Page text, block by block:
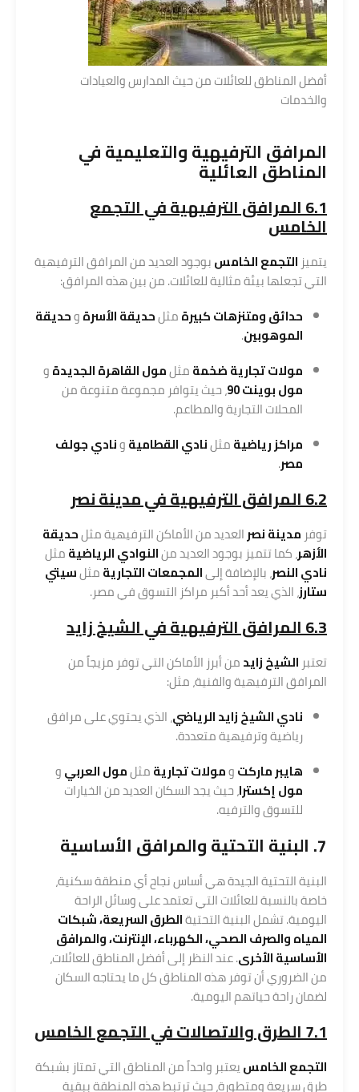
أفضل المناطق للعائلات من حيث المدارس والعيادات
والخدمات
المرافق الترفيهية والتعليمية في
المناطق العائلية
6.1 المرافق الترفيهية في التجمع
الخامس
يتميز التجمع الخامسبوجود العديد من المرافق الترفيهية
التي تجعلها بيئة مثالية للعائلات. من بين هذه المرافق:
حدائق ومتنزهات كبيرةمثلحديقة الأسرةوحديقة
الموهوبين.
مولات تجارية ضخمةمثلمول القاهرة الجديدةو
مول بوينت 90
، حيث يتوافر مجموعة متنوعة من
المحلات التجارية والمطاعم.
مراكز رياضيةمثلنادي القطاميةونادي جولف
مصر.
6.2 المرافق الترفيهية في مدينة نصر
توفر مدينة نصرالعديد من الأماكن الترفيهية مثلحديقة
الأزهر، كما تتميز بوجود العديد منالنوادي الرياضيةمثل
نادي النصر، بالإضافة إلىالمجمعات التجاريةمثلسيتي
ستارز، الذي يعد أحد أكبر مراكز التسوق في مصر.
6.3 المرافق الترفيهية في الشيخ زايد
تعتبر الشيخ زايدمن أبرز الأماكن التي توفر مزيجاً من
المرافق الترفيهية والفنية، مثل:
نادي الشيخ زايد الرياضي، الذي يحتوي على مرافق
رياضية وترفيهية متعددة.
هايبر ماركتومولات تجاريةمثلمول العربيو
مول إكسترا، حيث يجد السكان العديد من الخيارات
للتسوق والترفيه.
7. البنية التحتية والمرافق الأساسية
البنية التحتية الجيدة هي أساس نجاح أي منطقة سكنية،
خاصة بالنسبة للعائلات التي تعتمد على وسائل الراحة
اليومية. تشمل البنية التحتيةالطرق السريعة، شبكات
المياه والصرف الصحي، الكهرباء، الإنترنت، والمرافق
الأساسية الأخرى. عند النظر إلى أفضل المناطق للعائلات،
من الضروري أن توفر هذه المناطق كل ما يحتاجه السكان
لضمان راحة حياتهم اليومية.
7.1 الطرق والاتصالات في التجمع الخامس
التجمع الخامسيعتبر واحداً من المناطق التي تمتاز بشبكة
طرق سريعة ومتطورة، حيث ترتبط هذه المنطقة ببقية